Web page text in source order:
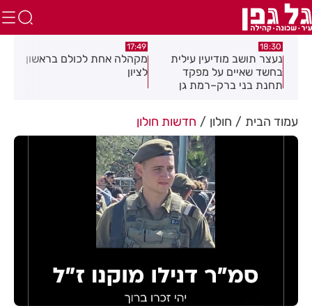
18:30
נעצר תושב מודיעין עילית
בחשד שאיים על מפקד
תחנת בני ברק–רמת גן
17:49
מקהלה אחת לכולם בראשון
לציון
עמוד הבית חולון חדשות חולון